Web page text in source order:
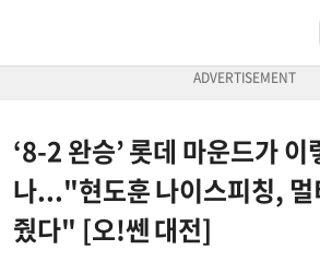
‘8-2 완승’ 롯데 마운드가 이
나..."현도훈 나이스피칭, 멀
줬다" [오!쎈 대전]